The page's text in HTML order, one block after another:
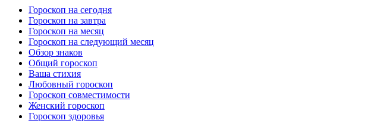
Гороскоп на сегодня
Гороскоп на завтра
Гороскоп на месяц
Гороскоп на следующий месяц
Обзор знаков
Общий гороскоп
Ваша стихия
Любовный гороскоп
Гороскоп совместимости
Женский гороскоп
Гороскоп здоровья